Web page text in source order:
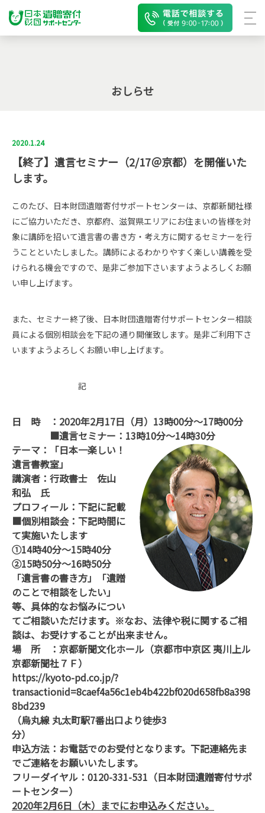
おしらせ
2020.1.24
【終了】遺言セミナー（2/17＠京都）を開催いた
します。
このたび、日本財団遺贈寄付サポートセンターは、京都新聞社様
にご協力いただき、京都府、滋賀県エリアにお住まいの皆様を対
象に講師を招いて遺言書の書き方・考え方に関するセミナーを行
うことといたしました。講師によるわかりやすく楽しい講義を受
けられる機会ですので、是非ご参加下さいますようよろしくお願
い申し上げます。
また、セミナー終了後、日本財団遺贈寄付サポートセンター相談
員による個別相談会を下記の通り開催致します。是非ご利用下さ
いますようよろしくお願い申し上げます。
記
日 時 ：2020年2月17日（月）13時00分～17時00分
■遺言セミナー：13時10分～14時30分
テーマ：「日本一楽しい！
遺言書教室」
講演者：行政書士 佐山
和弘 氏
プロフィール：下記に記載
■個別相談会：下記時間に
て実施いたします
①14時40分～15時40分
②15時50分～16時50分
「遺言書の書き方」「遺贈
のことで相談をしたい」
等、具体的なお悩みについ
てご相談いただけます。※なお、法律や税に関するご相
談は、お受けすることが出来ません。
場 所 ：京都新聞文化ホール（京都市中京区 夷川上ル
京都新聞社７Ｆ）
https://kyoto-pd.co.jp/?
transactionid=8caef4a56c1eb4b422bf020d658fb8a398
8bd239
（烏丸線 丸太町駅7番出口より徒歩3
分）
申込方法：お電話でのお受付となります。下記連絡先ま
でご連絡をお願いいたします。
フリーダイヤル： 0120-331-531 （日本財団遺贈寄付サポ
ートセンター）
2020年2月6日（木）までにお申込みください。